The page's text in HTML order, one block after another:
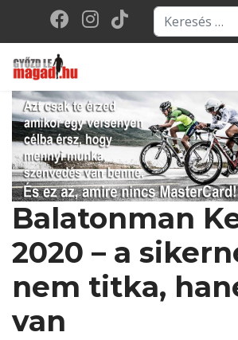
Keresés...
Balatonman
2020 – a
nem titka,
van